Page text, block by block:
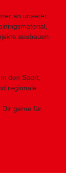
an unserer
ausbauen
den Sport,
regionale
Dir gerne für